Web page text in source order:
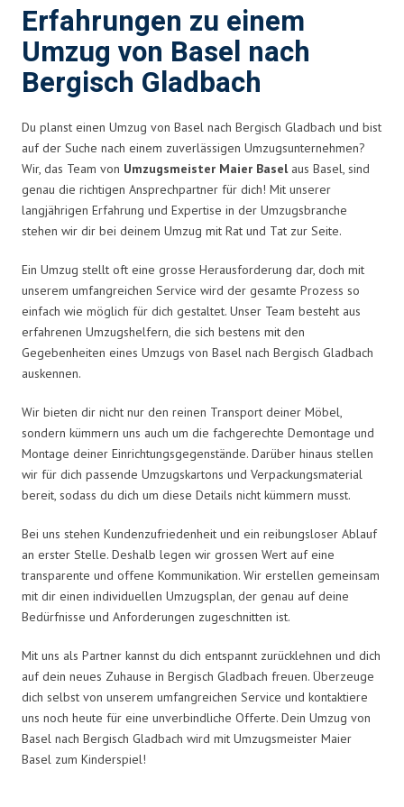
Erfahrungen zu einem
Umzug von Basel nach
Bergisch Gladbach
Du planst einen Umzug von Basel nach Bergisch Gladbach und bist
auf der Suche nach einem zuverlässigen Umzugsunternehmen?
Wir, das Team von Umzugsmeister Maier Baselaus Basel, sind
genau die richtigen Ansprechpartner für dich! Mit unserer
langjährigen Erfahrung und Expertise in der Umzugsbranche
stehen wir dir bei deinem Umzug mit Rat und Tat zur Seite.
Ein Umzug stellt oft eine grosse Herausforderung dar, doch mit
unserem umfangreichen Service wird der gesamte Prozess so
einfach wie möglich für dich gestaltet. Unser Team besteht aus
erfahrenen Umzugshelfern, die sich bestens mit den
Gegebenheiten eines Umzugs von Basel nach Bergisch Gladbach
auskennen.
Wir bieten dir nicht nur den reinen Transport deiner Möbel,
sondern kümmern uns auch um die fachgerechte Demontage und
Montage deiner Einrichtungsgegenstände. Darüber hinaus stellen
wir für dich passende Umzugskartons und Verpackungsmaterial
bereit, sodass du dich um diese Details nicht kümmern musst.
Bei uns stehen Kundenzufriedenheit und ein reibungsloser Ablauf
an erster Stelle. Deshalb legen wir grossen Wert auf eine
transparente und offene Kommunikation. Wir erstellen gemeinsam
mit dir einen individuellen Umzugsplan, der genau auf deine
Bedürfnisse und Anforderungen zugeschnitten ist.
Mit uns als Partner kannst du dich entspannt zurücklehnen und dich
auf dein neues Zuhause in Bergisch Gladbach freuen. Überzeuge
dich selbst von unserem umfangreichen Service und kontaktiere
uns noch heute für eine unverbindliche Offerte. Dein Umzug von
Basel nach Bergisch Gladbach wird mit Umzugsmeister Maier
Basel zum Kinderspiel!